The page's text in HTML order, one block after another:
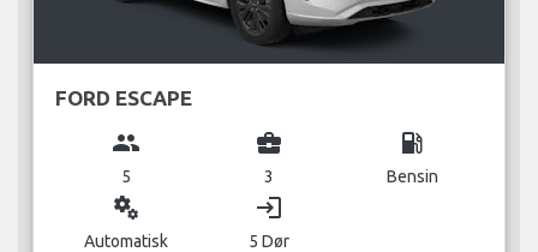
FORD ESCAPE
group
5
business_center
3
local_gas_station
Bensin
miscellaneous_services
Automatisk
login
5 Dør